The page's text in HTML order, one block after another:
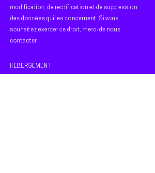
modification, de rectification et de suppression
des données qui les concernent. Si vous
souhaitez exercer ce droit, merci de nous
contacter.
HÉBERGEMENT